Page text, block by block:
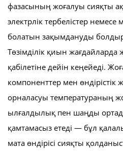
фазасының жоғалуы сияқты
электрлік тербелістер
болатын зақымдануды
Төзімділік қиын жағдайларда
қабілетіне дейін кеңейеді.
компоненттер мен өндірістік
орналасуы температураның
ылғалдылық пен шаңды
қамтамасыз етеді — бұл
мата өндірісі сияқты